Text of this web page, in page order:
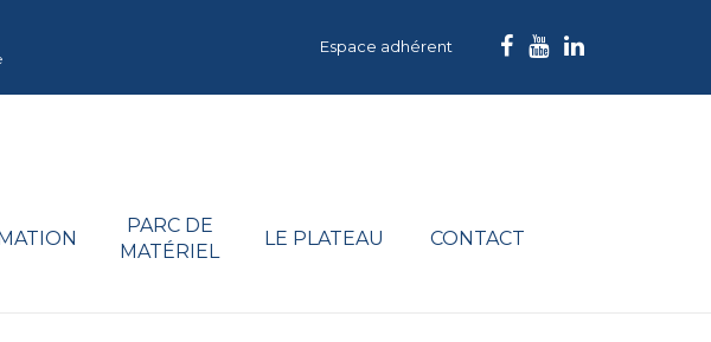
Espace adhérent
PARC DE
MATÉRIEL
LE PLATEAU CONTACT